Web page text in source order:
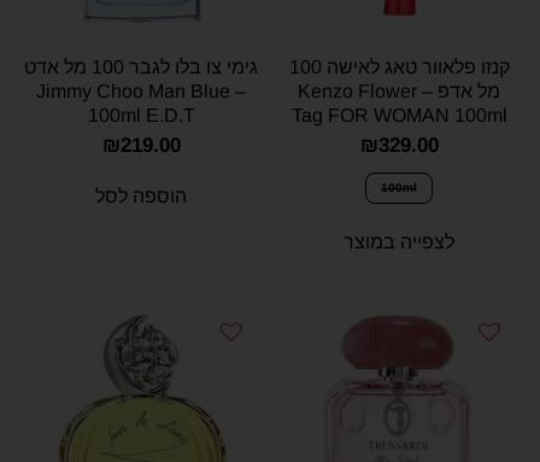
קנזו פלאוור טאג לאישה 100
מל אדפ – Kenzo Flower
Tag FOR WOMAN 100ml
E.D.P
₪329.00
100ml
לצפייה במוצר
גימי צו בלו לגבר 100 מל אדט
– Jimmy Choo Man Blue
100ml E.D.T
₪219.00
הוספה לסל